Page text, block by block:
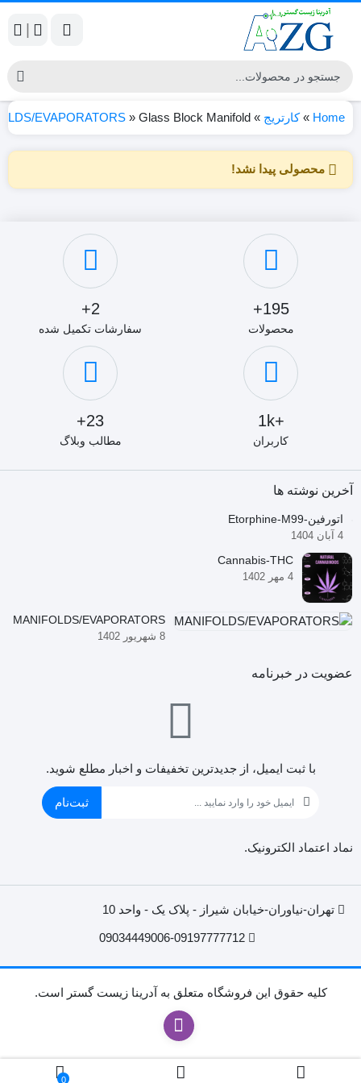
|
Home
»کارتریج »
EVAPORATORS » Glass Block Manifold
محصولی پیدا نشد!
195+
محصولات
2+
سفارشات تکمیل شده
+1k
کاربران
23+
مطالب وبلاگ
آخرین نوشته ها
اتورفین-Etorphine-M99
4 آبان 1404
Cannabis-THC
4 مهر 1402
MANIFOLDS/EVAPORATORS
8 شهریور 1402
عضویت در خبرنامه
با ثبت ایمیل، از جدید‌ترین تخفیفات و اخبار مطلع شوید.
ثبت‌نام
نماد اعتماد الکترونیک.
تهران-نیاوران-خیابان شیراز - پلاک یک - واحد 10
09034449006-09197777712
کليه حقوق اين فروشگاه متعلق به آدرینا زیست گستر است.
0